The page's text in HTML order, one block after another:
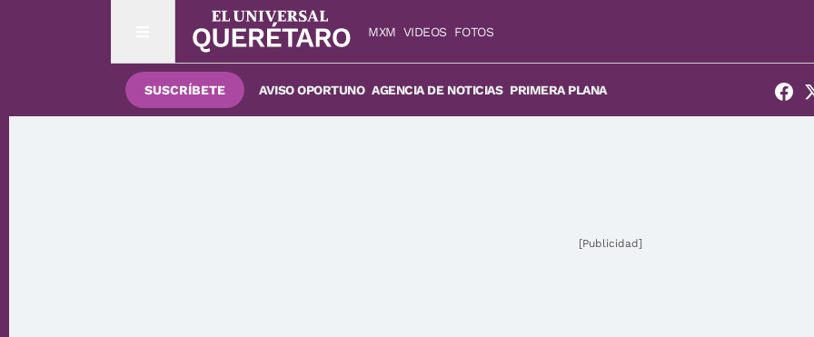
MXM VIDEOS FOTOS
SUSCRÍBETE AVISO OPORTUNO AGENCIA DE NOTICIAS PRIMERA PLANA
[Publicidad]